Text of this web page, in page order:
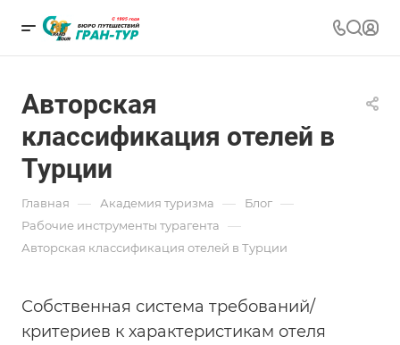
Авторская
классификация отелей в
Турции
Главная — Академия туризма — Блог —
Рабочие инструменты турагента —
Авторская классификация отелей в Турции
Собственная система требований/
критериев к характеристикам отеля